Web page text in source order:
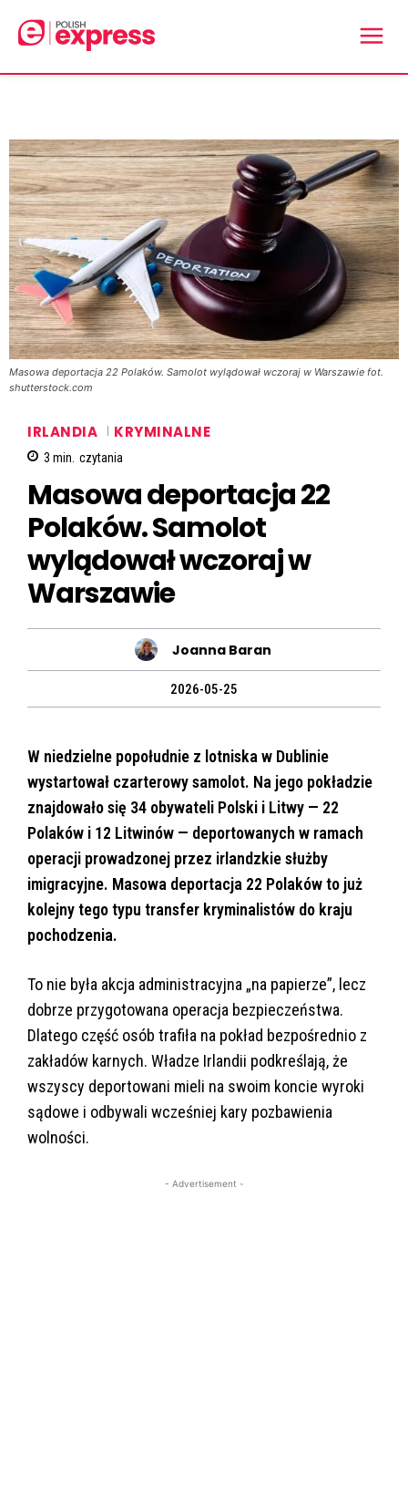
Masowa deportacja 22 Polaków. Samolot wylądował wczoraj w Warszawie fot.
shutterstock.com
IRLANDIA KRYMINALNE
3 min. czytania
Masowa deportacja 22
Polaków. Samolot
wylądował wczoraj w
Warszawie
Joanna Baran
2026-05-25
W niedzielne popołudnie z lotniska w Dublinie
wystartował czarterowy samolot. Na jego pokładzie
znajdowało się 34 obywateli Polski i Litwy — 22
Polaków i 12 Litwinów — deportowanych w ramach
operacji prowadzonej przez irlandzkie służby
imigracyjne. Masowa deportacja 22 Polaków to już
kolejny tego typu transfer kryminalistów do kraju
pochodzenia.
To nie była akcja administracyjna „na papierze”, lecz
dobrze przygotowana operacja bezpieczeństwa.
Dlatego część osób trafiła na pokład bezpośrednio z
zakładów karnych. Władze Irlandii podkreślają, że
wszyscy deportowani mieli na swoim koncie wyroki
sądowe i odbywali wcześniej kary pozbawienia
wolności.
- Advertisement -